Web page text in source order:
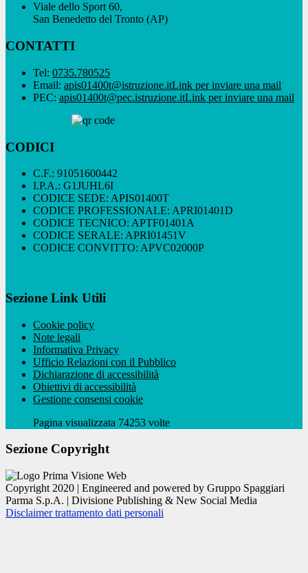
Viale dello Sport 60,
San Benedetto del Tronto (AP)
CONTATTI
Tel: 0735.780525
Email: apis01400t@istruzione.itLink per inviare una mail
PEC: apis01400t@pec.istruzione.itLink per inviare una mail
CODICI
C.F.: 91051600442
I.P.A.: G1JUHL6I
CODICE SEDE: APIS01400T
CODICE PROFESSIONALE: APRI01401D
CODICE TECNICO: APTF01401A
CODICE SERALE: APRI01451V
CODICE CONVITTO: APVC02000P
Sezione Link Utili
Cookie policy
Note legali
Informativa Privacy
Ufficio Relazioni con il Pubblico
Dichiarazione di accessibilità
Obiettivi di accessibilità
Gestione consensi cookie
Pagina visualizzata 74253 volte
Sezione Copyright
Copyright 2020 | Engineered and powered by Gruppo Spaggiari
Parma S.p.A. | Divisione Publishing & New Social Media
Disclaimer trattamento dati personali